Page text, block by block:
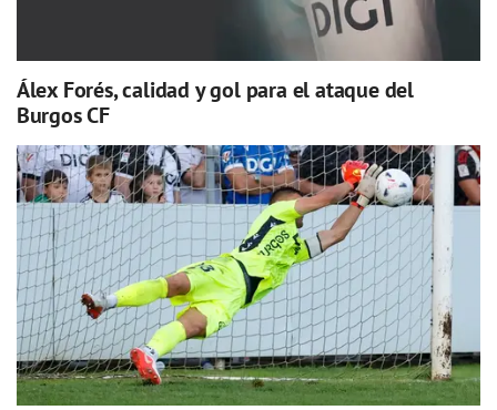
Álex Forés, calidad y gol para el ataque del
Burgos CF